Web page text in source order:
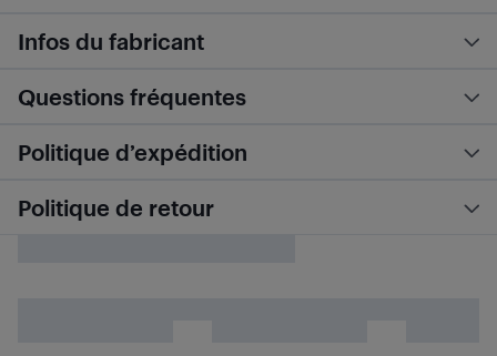
Infos du fabricant
Questions fréquentes
Politique d’expédition
Politique de retour